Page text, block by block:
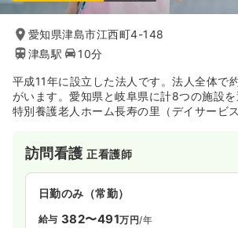
愛知県津島市江西町4-148
津島駅
10分
平成11年に設立した法人です。法人全体で
がいます。愛知県と岐阜県に計8つの施設を
特別養護老人ホーム長寿の里（デイサービ
様々なサービスを提供しています。
訪問看護正看護師
日勤のみ（常勤）
給与 382〜491万円/年